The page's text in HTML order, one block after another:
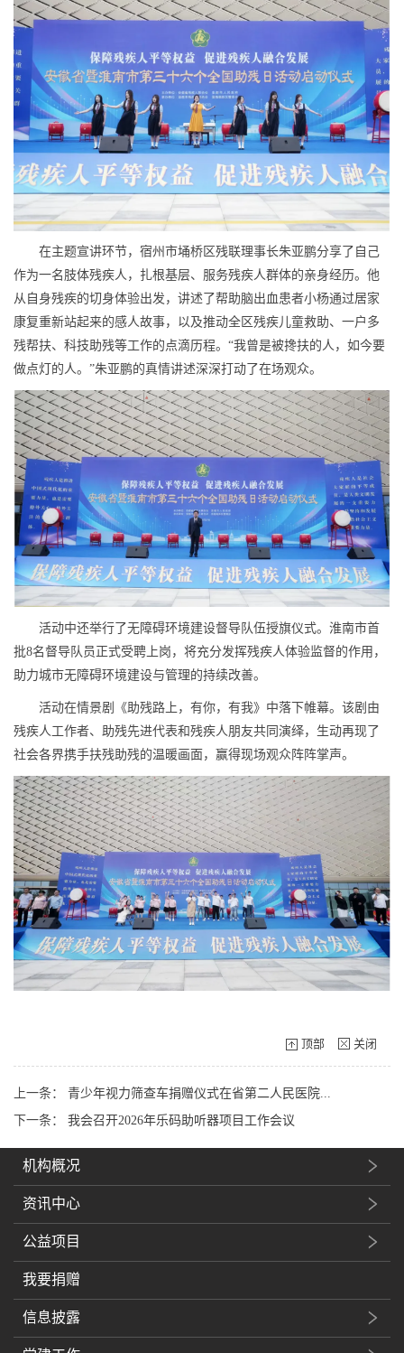
在主题宣讲环节，宿州市埇桥区残联理事长朱亚鹏分享了自己
作为一名肢体残疾人，扎根基层、服务残疾人群体的亲身经历。他
从自身残疾的切身体验出发，讲述了帮助脑出血患者小杨通过居家
康复重新站起来的感人故事，以及推动全区残疾儿童救助、一户多
残帮扶、科技助残等工作的点滴历程。“我曾是被搀扶的人，如今要
做点灯的人。”朱亚鹏的真情讲述深深打动了在场观众。
活动中还举行了无障碍环境建设督导队伍授旗仪式。淮南市首
批8名督导队员正式受聘上岗，将充分发挥残疾人体验监督的作用，
助力城市无障碍环境建设与管理的持续改善。
活动在情景剧《助残路上，有你，有我》中落下帷幕。该剧由
残疾人工作者、助残先进代表和残疾人朋友共同演绎，生动再现了
社会各界携手扶残助残的温暖画面，赢得现场观众阵阵掌声。
顶部 关闭
上一条： 青少年视力筛查车捐赠仪式在省第二人民医院...
下一条： 我会召开2026年乐码助听器项目工作会议
机构概况
资讯中心
公益项目
我要捐赠
信息披露